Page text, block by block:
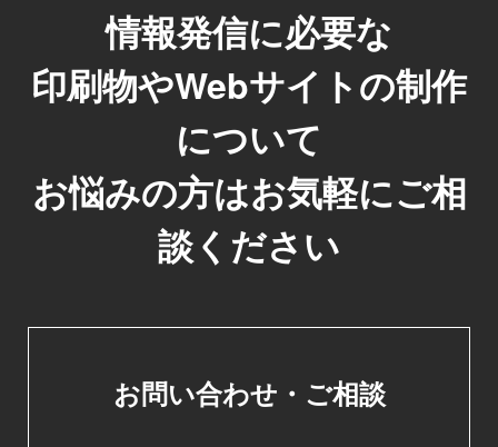
情報発信に必要な
印刷物やWebサイトの制作
について
お悩みの方はお気軽にご相
談ください
お問い合わせ・ご相談